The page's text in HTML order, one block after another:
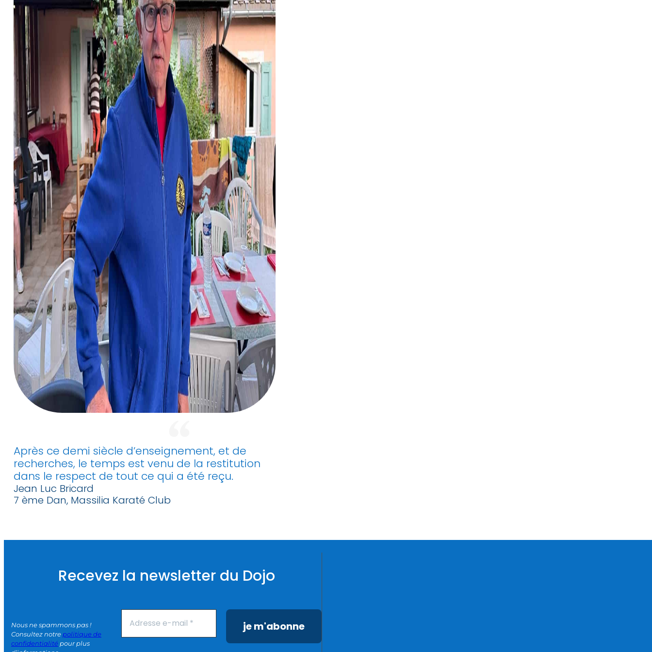
Après ce demi siècle d’enseignement, et de
recherches, le temps est venu de la restitution
dans le respect de tout ce qui a été reçu.
Jean Luc Bricard
7 ème Dan, Massilia Karaté Club
Recevez la newsletter du Dojo
Nous ne spammons pas !
Consultez notrepolitique de
confidentialitépour plus